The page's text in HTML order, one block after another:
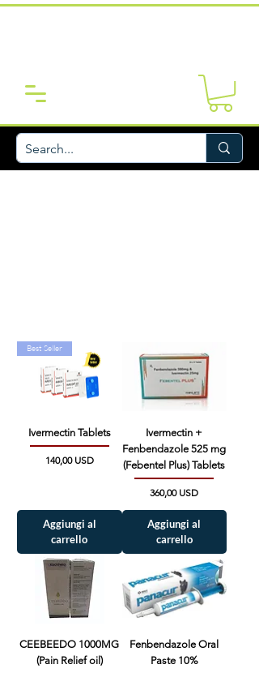
Best Seller
Ivermectin Tablets
Prezzo
140,00 USD
Aggiungi al
carrello
Ivermectin +
Fenbendazole 525 mg
(Febentel Plus) Tablets
Prezzo
360,00 USD
Aggiungi al
carrello
CEEBEEDO 1000MG
(Pain Relief oil)
Fenbendazole Oral
Paste 10%